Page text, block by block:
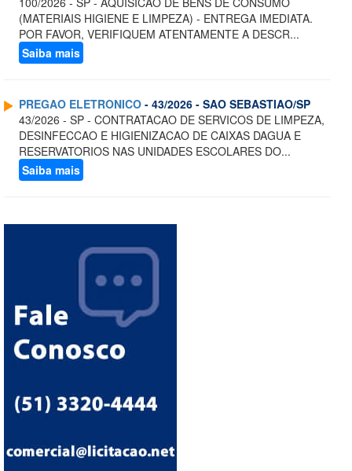
(MATERIAIS HIGIENE E LIMPEZA) - ENTREGA IMEDIATA.
POR FAVOR, VERIFIQUEM ATENTAMENTE A DESCR...
Saiba mais
PREGAO ELETRONICO - 43/2026 - SAO SEBASTIAO/SP
43/2026 - SP - CONTRATACAO DE SERVICOS DE LIMPEZA,
DESINFECCAO E HIGIENIZACAO DE CAIXAS DAGUA E
RESERVATORIOS NAS UNIDADES ESCOLARES DO...
Saiba mais